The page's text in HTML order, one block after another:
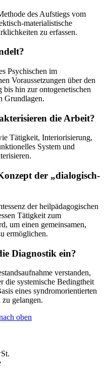
des Aufstiegs vom
materialistische
zu erfassen.
Psychischen im
Voraussetzungen über den
hin zur ontogenetischen
Grundlagen.
die Arbeit?
Tätigkeit, Interiorisierung,
System und
der „dialogisch-
der heilpädagogischen
Tätigkeit zum
um einen gemeinsamen,
ermöglichen.
Diagnostik ein?
verstanden,
die systemische Bedingtheit
eines syndromorientierten
zu gelangen.
oben